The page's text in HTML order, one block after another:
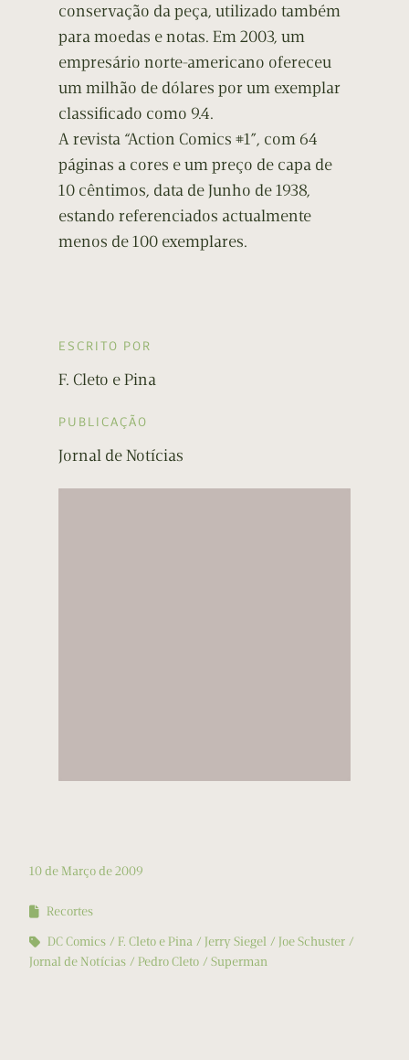
conservação da peça, utilizado também
para moedas e notas. Em 2003, um
empresário norte-americano ofereceu
um milhão de dólares por um exemplar
classificado como 9.4.
A revista “Action Comics #1”, com 64
páginas a cores e um preço de capa de
10 cêntimos, data de Junho de 1938,
estando referenciados actualmente
menos de 100 exemplares.
ESCRITO POR
F. Cleto e Pina
PUBLICAÇÃO
Jornal de Notícias
10 de Março de 2009
Recortes
DC Comics
F. Cleto e Pina Jerry Siegel
Joe Schuster
Jornal de Notícias
Pedro Cleto Superman